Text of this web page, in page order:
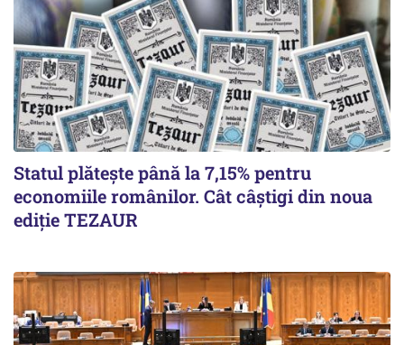
Statul plătește până la 7,15% pentru
economiile românilor. Cât câștigi din noua
ediție TEZAUR